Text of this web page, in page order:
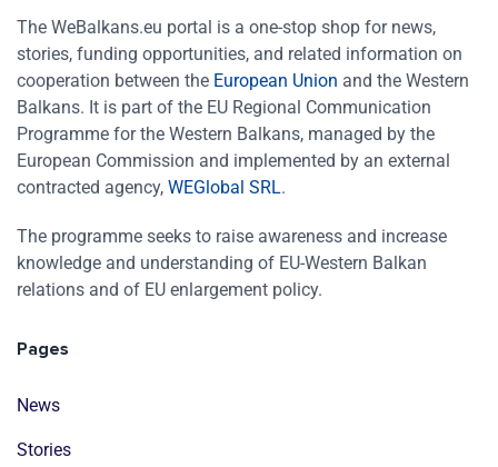
The WeBalkans.eu portal is a one-stop shop for news,
stories, funding opportunities, and related information on
cooperation between the European Union and the Western
Balkans. It is part of the EU Regional Communication
Programme for the Western Balkans, managed by the
European Commission and implemented by an external
contracted agency, WEGlobal SRL.
The programme seeks to raise awareness and increase
knowledge and understanding of EU-Western Balkan
relations and of EU enlargement policy.
Pages
News
Stories